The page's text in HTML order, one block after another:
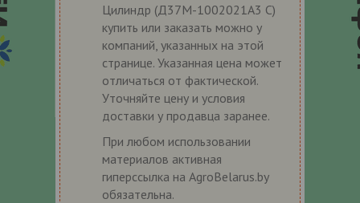
Цилиндр (Д37М-1002021А3 С)
купить или заказать можно у
компаний, указанных на этой
странице. Указанная цена может
отличаться от фактической.
Уточняйте цену и условия
доставки у продавца заранее.
При любом использовании
материалов активная
гиперссылка на AgroBelarus.by
обязательна.